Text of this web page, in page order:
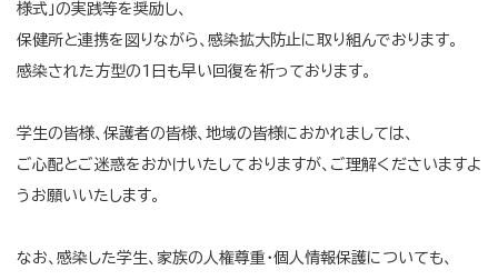
様式」の実践等を奨励し、
保健所と連携を図りながら、感染拡大防止に取り組んでおります。
感染された方型の1日も早い回復を祈っております。
学生の皆様、保護者の皆様、地域の皆様におかれましては、
ご心配とご迷惑をおかけいたしておりますが、ご理解くださいますよ
うお願いいたします。
なお、感染した学生、家族の人権尊重・個人情報保護についても、